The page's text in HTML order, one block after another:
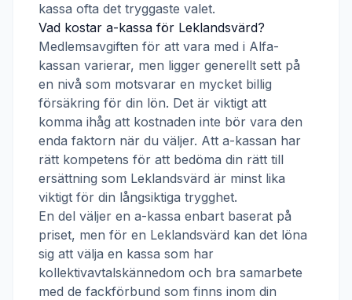
kassa ofta det tryggaste valet.
Vad kostar a-kassa för Leklandsvärd?
Medlemsavgiften för att vara med i Alfa-
kassan varierar, men ligger generellt sett på
en nivå som motsvarar en mycket billig
försäkring för din lön. Det är viktigt att
komma ihåg att kostnaden inte bör vara den
enda faktorn när du väljer. Att a-kassan har
rätt kompetens för att bedöma din rätt till
ersättning som Leklandsvärd är minst lika
viktigt för din långsiktiga trygghet.
En del väljer en a-kassa enbart baserat på
priset, men för en Leklandsvärd kan det löna
sig att välja en kassa som har
kollektivavtalskännedom och bra samarbete
med de fackförbund som finns inom din